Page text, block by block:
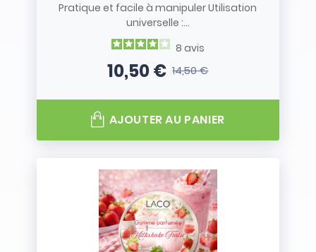
Pratique et facile à manipuler Utilisation
universelle :...
8 avis
Prix
10,50 €Prix de base
14,50 €
AJOUTER AU PANIER